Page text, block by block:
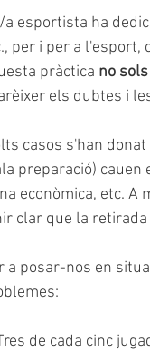
a esportista ha
per i per a l'esport,
pràctica no
els dubtes i
casos s'han
preparació) cauen
econòmica, etc. A
clar que la
a posar-nos en
de cada cinc